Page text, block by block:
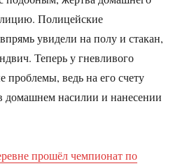
Полицейские
увидели на полу и стакан,
Теперь у гневливого
проблемы, ведь на его счету
домашнем насилии и нанесении
прошёл чемпионат по